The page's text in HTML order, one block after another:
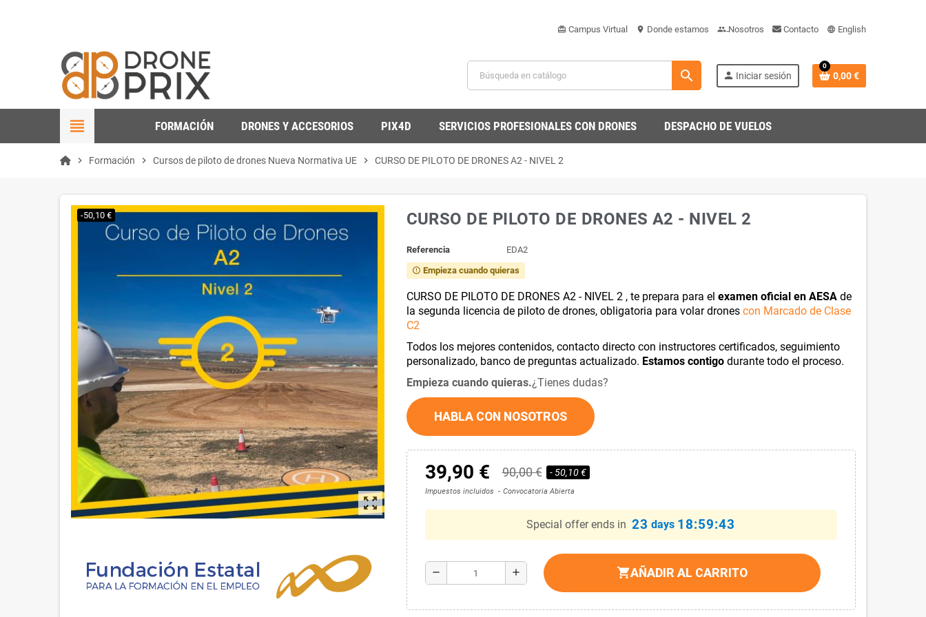
card_giftcard Campus Virtual location_on Donde estamos people-team
Nosotros Contacto English
search person Iniciar sesión
0
0,00 €
view_headline FORMACIÓN DRONES Y ACCESORIOS PIX4D SERVICIOS PROFESIONALES CON DRONES DESPACHO DE VUELOS
chevron_right Formación chevron_right Cursos de piloto de drones Nueva Normativa UE chevron_right CURSO DE PILOTO DE DRONES A2 - NIVEL 2
zoom_out_map
-50,10 € CURSO DE PILOTO DE DRONES A2 - NIVEL 2
Referencia EDA2
error_outline Empieza cuando quieras
CURSO DE PILOTO DE DRONES A2 - NIVEL 2 , te prepara para el examen oficial en AESA de
la segunda licencia de piloto de drones, obligatoria para volar dronescon Marcado de Clase
C2
Todos los mejores contenidos, contacto directo con instructores certificados, seguimiento
personalizado, banco de preguntas actualizado. Estamos contigodurante todo el proceso.
Empieza cuando quieras.¿Tienes dudas?
HABLA CON NOSOTROS
39,90 € 90,00 € - 50,10 €
Impuestos incluidos Convocatoria Abierta
Special offer ends in 23 days 18:59:41
remove add shopping_cartAÑADIR AL CARRITO